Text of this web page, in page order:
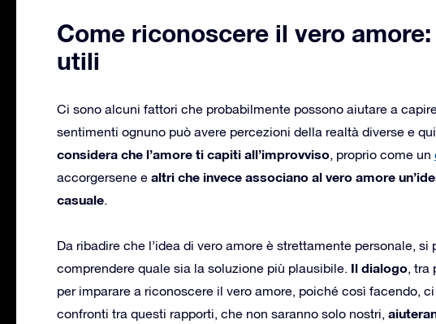
Come riconoscere il vero
utili
Ci sono alcuni fattori che probabilmente possono aiutare a
sentimenti ognuno può avere percezioni della realtà diverse e
considera che l’amore ti capiti all’improvviso, proprio come un
accorgersene e altri che invece associano al vero amore
casuale.
Da ribadire che l’idea di vero amore è strettamente personale,
comprendere quale sia la soluzione più plausibile. Il dialogo, tra
per imparare a riconoscere il vero amore, poiché così facendo,
confronti tra questi rapporti, che non saranno solo nostri,